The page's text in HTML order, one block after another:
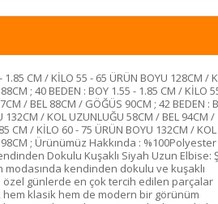
1.85 CM / KİLO 55 - 65 ÜRÜN BOYU 128CM /
; 40 BEDEN : BOY 1.55 - 1.85 CM / KİLO
/ BEL 88CM / GÖĞÜS 90CM ; 42 BEDEN :
132CM / KOL UZUNLUĞU 58CM / BEL 94CM /
CM / KİLO 60 - 75 ÜRÜN BOYU 132CM / KOL
98CM ; Ürünümüz Hakkında :
Dokulu Kuşaklı Siyah Uzun Elbise:
modasında kendinden dokulu ve kuşaklı
günlerde en çok tercih edilen parçalar
hem klasik hem de modern bir görünüm